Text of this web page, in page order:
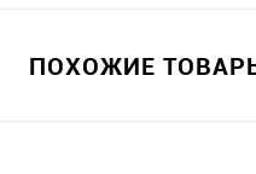
ПОХОЖИЕ